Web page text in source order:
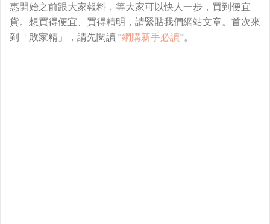
惠開始之前跟大家報料，等大家可以快人一步，買到便宜
貨。想買得便宜、買得精明，請緊貼我們網站文章。首次來
到「敗家精」，請先閱讀 "網購新手必讀"。